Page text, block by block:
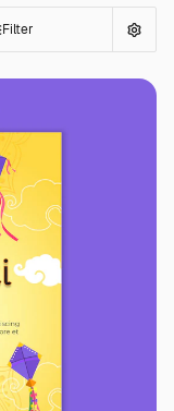
Filter